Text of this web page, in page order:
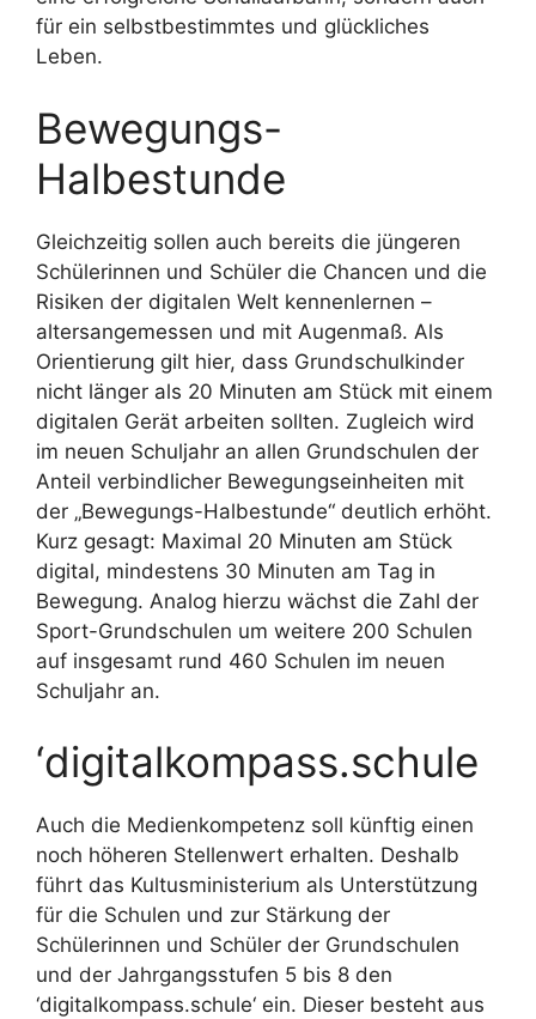
für ein selbstbestimmtes und glückliches
Leben.
Bewegungs-
Halbestunde
Gleichzeitig sollen auch bereits die jüngeren
Schülerinnen und Schüler die Chancen und die
Risiken der digitalen Welt kennenlernen –
altersangemessen und mit Augenmaß. Als
Orientierung gilt hier, dass Grundschulkinder
nicht länger als 20 Minuten am Stück mit einem
digitalen Gerät arbeiten sollten. Zugleich wird
im neuen Schuljahr an allen Grundschulen der
Anteil verbindlicher Bewegungseinheiten mit
der „Bewegungs-Halbestunde“ deutlich erhöht.
Kurz gesagt: Maximal 20 Minuten am Stück
digital, mindestens 30 Minuten am Tag in
Bewegung. Analog hierzu wächst die Zahl der
Sport-Grundschulen um weitere 200 Schulen
auf insgesamt rund 460 Schulen im neuen
Schuljahr an.
‘digitalkompass.schule
Auch die Medienkompetenz soll künftig einen
noch höheren Stellenwert erhalten. Deshalb
führt das Kultusministerium als Unterstützung
für die Schulen und zur Stärkung der
Schülerinnen und Schüler der Grundschulen
und der Jahrgangsstufen 5 bis 8 den
‘digitalkompass.schule‘ ein. Dieser besteht aus